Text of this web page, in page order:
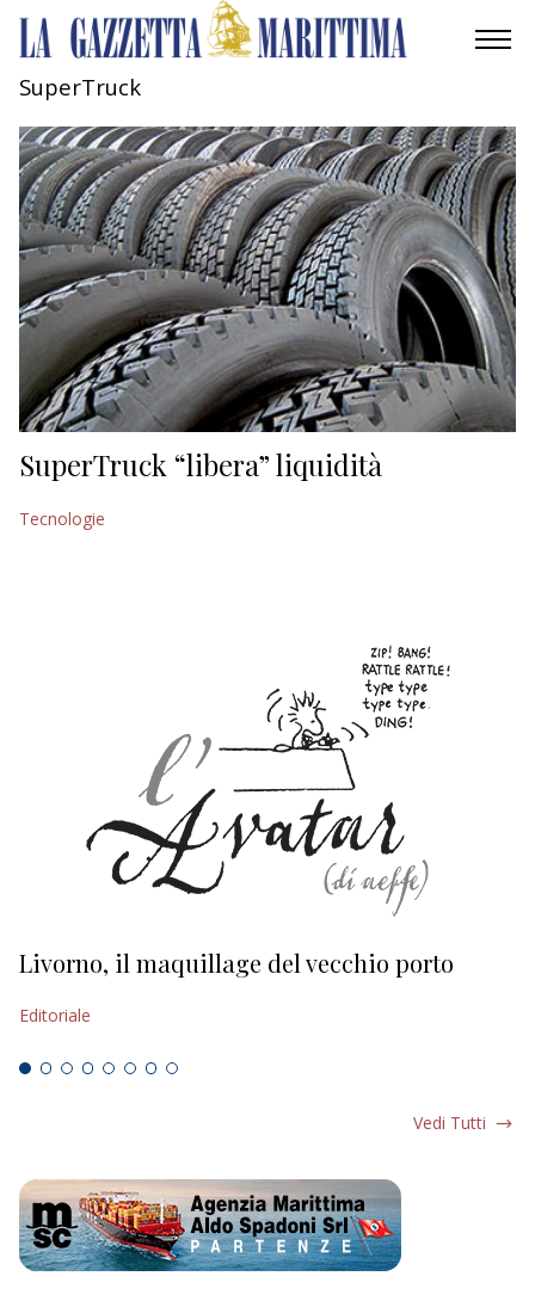
AMBIENTE
MOBILITÀ
INDUSTRIA
RICERCA
ECONOMIA
TURISMO
CULTURA
NAUTICA
SuperTruck
SuperTruck “libera” liquidità
Tecnologie
Livorno, il maquillage del vecchio porto
Editoriale
Vedi Tutti